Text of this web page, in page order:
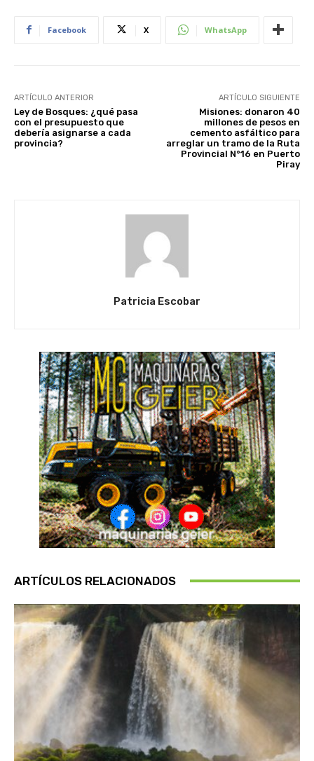
Facebook X WhatsApp
ARTÍCULO ANTERIOR
Ley de Bosques: ¿qué pasa
con el presupuesto que
debería asignarse a cada
provincia?
ARTÍCULO SIGUIENTE
Misiones: donaron 40
millones de pesos en
cemento asfáltico para
arreglar un tramo de la Ruta
Provincial N°16 en Puerto
Piray
Patricia Escobar
ARTÍCULOS RELACIONADOS